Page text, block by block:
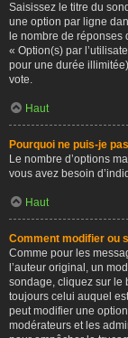
Saisissez le titre du
une option par ligne
le nombre de réponses
« Option(s) par
pour une durée
vote.
Haut
Pourquoi ne puis-je
Le nombre d’options
vous avez besoin
Haut
Comment modifier ou
Comme pour les
l’auteur original, un
sondage, cliquez sur le
toujours celui auquel
peut modifier une
modérateurs et les